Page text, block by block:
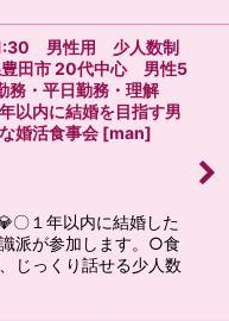
男性用 少人数制
豊田市 20代中心 男性5
・平日勤務・理解
以内に結婚を目指す男
婚活食事会 [man]
〇１年以内に結婚した
派が参加します。○食
じっくり話せる少人数